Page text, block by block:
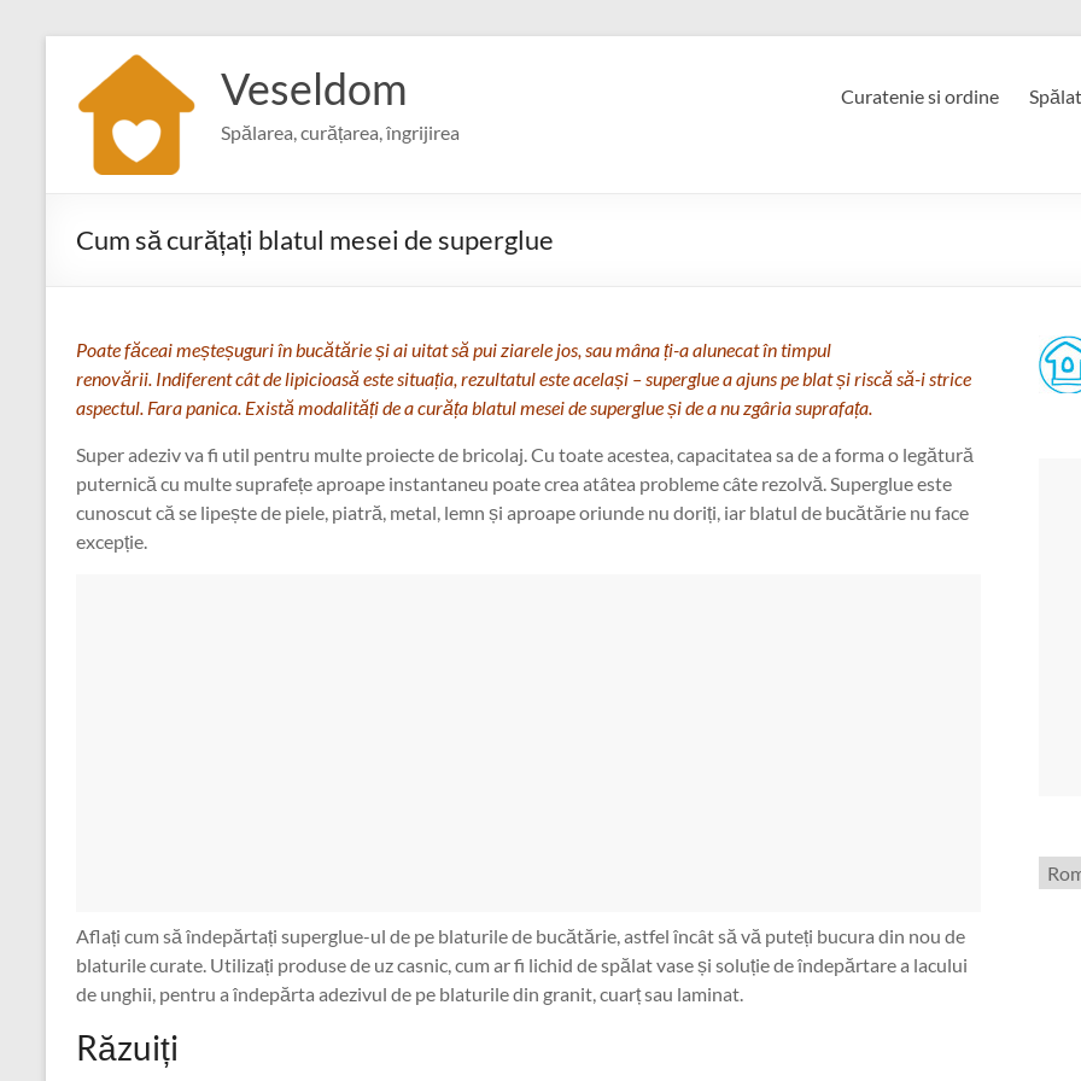
content
Veseldom
Spălarea, curățarea, îngrijirea
Curatenie si ordine Spălat
Cum să curățați blatul mesei de superglue
Poate făceai meșteșuguri în bucătărie și ai uitat să pui ziarele jos, sau mâna ți-a alunecat în timpul
renovării. Indiferent cât de lipicioasă este situația, rezultatul este același – superglue a ajuns pe blat și riscă să-i strice
aspectul. Fara panica. Există modalități de a curăța blatul mesei de superglue și de a nu zgâria suprafața.
Super adeziv va fi util pentru multe proiecte de bricolaj. Cu toate acestea, capacitatea sa de a forma o legătură
puternică cu multe suprafețe aproape instantaneu poate crea atâtea probleme câte rezolvă. Superglue este
cunoscut că se lipește de piele, piatră, metal, lemn și aproape oriunde nu doriți, iar blatul de bucătărie nu face
excepție.
Aflați cum să îndepărtați superglue-ul de pe blaturile de bucătărie, astfel încât să vă puteți bucura din nou de
blaturile curate. Utilizați produse de uz casnic, cum ar fi lichid de spălat vase și soluție de îndepărtare a lacului
de unghii, pentru a îndepărta adezivul de pe blaturile din granit, cuarț sau laminat.
Răzuiți
o